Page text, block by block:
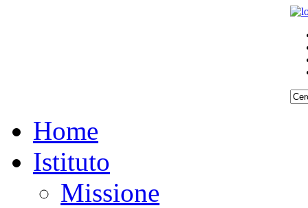
Home
Istituto
Missione